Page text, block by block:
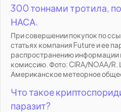
300 тоннами тротила,
НАСА.
При совершении покупок по
статьях компания Future и ее
распространению информации
комиссию. Фото: CIRA/NOAA/R.
Американское метеорное
Что такое
паразит?